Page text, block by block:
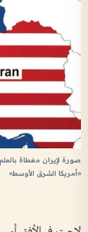
صورة لإيران مغطاة
«أمريكا الشرق الأوسط»